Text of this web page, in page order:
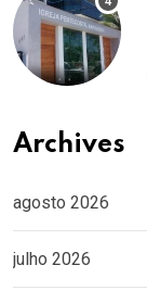
Archives
agosto 2026
julho 2026